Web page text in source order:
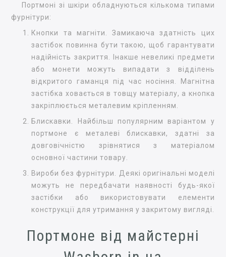
Портмоні зі шкіри обладнуються кількома типами
фурнітури:
Кнопки та магніти. Замикаюча здатність цих
застібок повинна бути такою, щоб гарантувати
надійність закриття. Інакше невеликі предмети
або монети можуть випадати з відділень
відкритого гаманця під час носіння. Магнітна
застібка ховається в товщу матеріалу, а кнопка
закріплюється металевим кріпленням.
Блискавки. Найбільш популярним варіантом у
портмоне є металеві блискавки, здатні за
довговічністю зрівнятися з матеріалом
основної частини товару.
Вироби без фурнітури. Деякі оригінальні моделі
можуть не передбачати наявності будь-якої
застібки або використовувати елементи
конструкції для утримання у закритому вигляді.
Портмоне від майстерні